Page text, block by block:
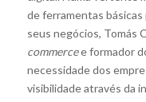
de ferramentas básicas
seus negócios, Tomás
commercee formador
necessidade dos
visibilidade através da